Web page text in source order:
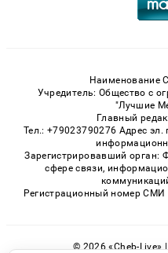
Наименование
Учредитель: Общество с
"Лучшие
Главный
Тел.: +79023790276 Адрес
Зарегистрировавший орган:
сфере связи,
Регистрационный номер
© 2026 «Cheb-